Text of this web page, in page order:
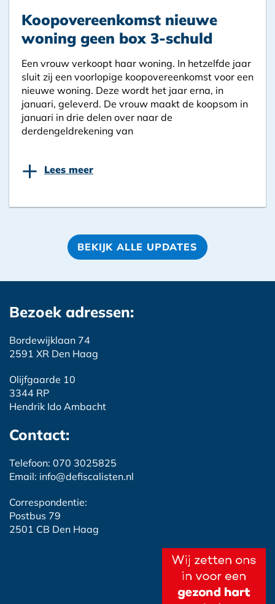
Koopovereenkomst nieuwe
woning geen box 3-schuld
Een vrouw verkoopt haar woning. In hetzelfde jaar
sluit zij een voorlopige koopovereenkomst voor een
nieuwe woning. Deze wordt het jaar erna, in
januari, geleverd. De vrouw maakt de koopsom in
januari in drie delen over naar de
derdengeldrekening van
+ Lees meer
BEKIJK ALLE UPDATES
Bezoek adressen:
Bordewijklaan 74
2591 XR Den Haag
Olijfgaarde 10
3344 RP
Hendrik Ido Ambacht
Contact:
Telefoon: 070 3025825
Email: info@defiscalisten.nl
Correspondentie:
Postbus 79
2501 CB Den Haag